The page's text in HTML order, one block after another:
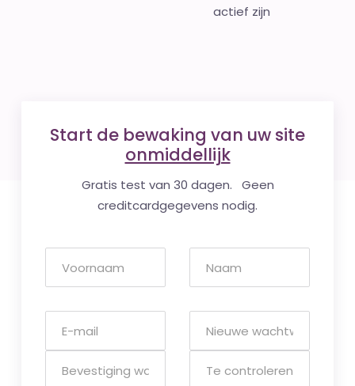
actief zijn
Start de bewaking van uw site
onmiddellijk
Gratis test van 30 dagen. Geen
creditcardgegevens nodig.